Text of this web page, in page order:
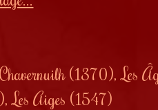
(1370), Les
Les Aiges (1547)